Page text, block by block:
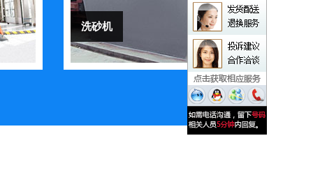
洗砂机